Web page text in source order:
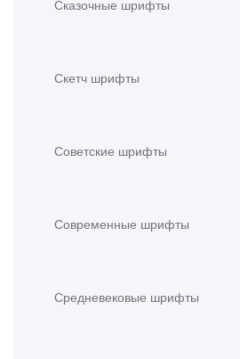
Сказочные шрифты
Скетч шрифты
Советские шрифты
Современные шрифты
Средневековые шрифты